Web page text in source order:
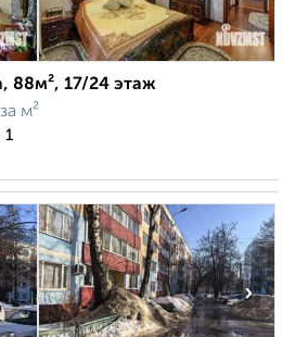
88м², 17/24 этаж
за м²
1
›